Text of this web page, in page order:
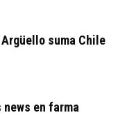
suma Chile
en farma